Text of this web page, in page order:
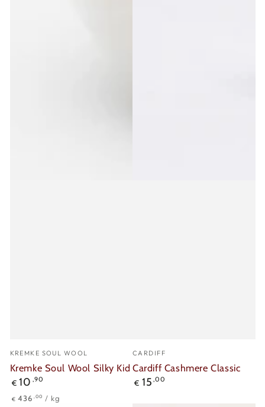
Verkäufer/in:
KREMKE SOUL WOOL
Kremke Soul Wool Silky Kid
Regulärer
Preis
€ 10 ,90
Stückpreis
€ 436 ,00 / pro
kg
Verkäufer/in:
CARDIFF
Cardiff Cashmere Classic
Regulärer
€ 15 ,00